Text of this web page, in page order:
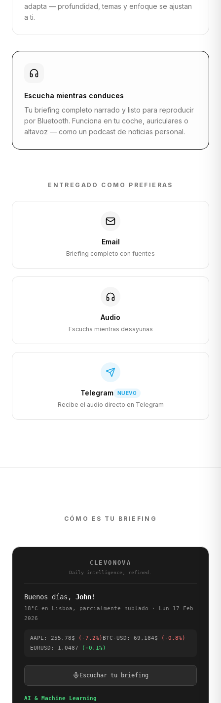
adapta — profundidad, temas y enfoque se ajustan
a ti.
Escucha mientras conduces
Tu briefing completo narrado y listo para reproducir
por Bluetooth. Funciona en tu coche, auriculares o
altavoz — como un podcast de noticias personal.
ENTREGADO COMO PREFIERAS
Email
Briefing completo con fuentes
Audio
Escucha mientras desayunas
Telegram NUEVO
Recibe el audio directo en Telegram
CÓMO ES TU BRIEFING
CLEVONOVA
Daily intelligence, refined.
Buenos días, John!
18°C en Lisboa, parcialmente nublado · Lun 17 Feb
2026
AAPL: 255.78$ (-7.2%) BTC-USD: 69,184$
(-0.8%)
EURUSD: 1.0487
(+0.1%)
Escuchar tu briefing
AI & Machine Learning